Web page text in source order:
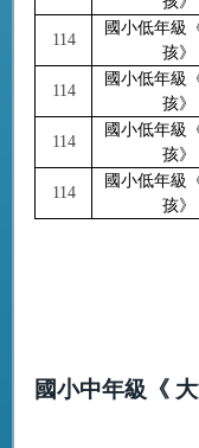
114
國小低年級
孩》
114
國小低年級
孩》
114
國小低年級
孩》
114
國小低年級
孩》
國小中年級《 大